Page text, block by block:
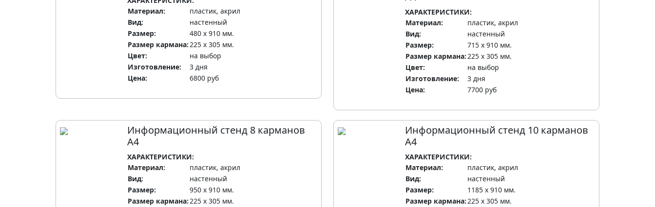
Материал:
пластик, акрил
Вид:
настенный
Размер:
480 х 910 мм.
Размер кармана:225 х 305 мм.
Цвет:
на выбор
Изготовление:
3 дня
Цена:
6800 руб
ХАРАКТЕРИСТИКИ:
Материал:
пластик, акрил
Вид:
настенный
Размер:
715 х 910 мм.
Размер кармана:225 х 305 мм.
Цвет:
на выбор
Изготовление:
3 дня
Цена:
7700 руб
Информационный стенд 8 карманов
А4
ХАРАКТЕРИСТИКИ:
Материал:
пластик, акрил
Вид:
настенный
Размер:
950 х 910 мм.
Размер кармана:225 х 305 мм.
Информационный стенд 10 карманов
А4
ХАРАКТЕРИСТИКИ:
Материал:
пластик, акрил
Вид:
настенный
Размер:
1185 х 910 мм.
Размер кармана:225 х 305 мм.